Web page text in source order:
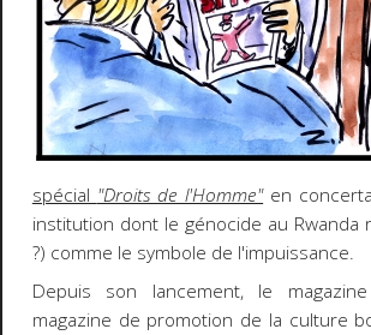
spécial "Droits de l'Homme"en
institution dont le génocide au Rwanda
?) comme le symbole de l'impuissance.
Depuis son lancement, le
magazine de promotion de la culture